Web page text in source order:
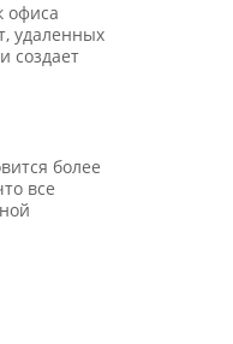
офиса
удаленных
создает
более
все